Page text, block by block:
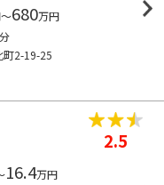
680万円
町2-19-25
2.5
16.4万円